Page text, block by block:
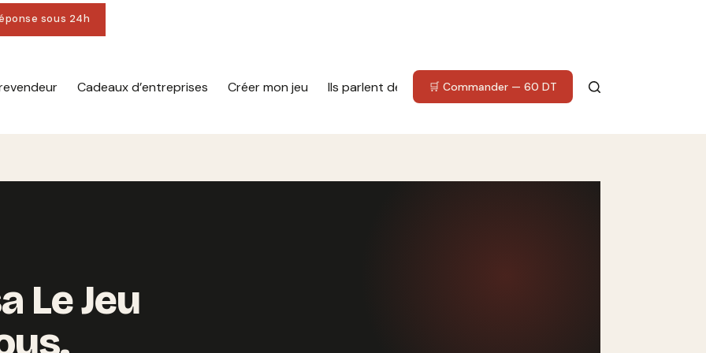
sous 24h
Cadeaux d’entreprises Créer mon jeu Ils parlent de nous À propos
🛒 Commander — 60 DT
Le Jeu